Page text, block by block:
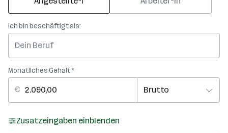
Ich bin beschäftigt als:
Monatliches Gehalt *
Zusatzeingaben einblenden